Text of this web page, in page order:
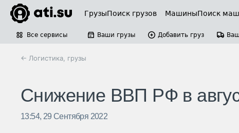
ГрузыПоиск грузов МашиныПоиск
Все сервисы Ваши грузы Добавить груз
← Логистика, грузы
Снижение ВВП РФ в
13:54, 29 Сентября 2022